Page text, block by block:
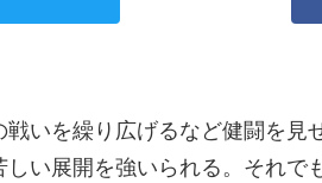
いを繰り広げるなど健闘を見
い展開を強いられる。それで